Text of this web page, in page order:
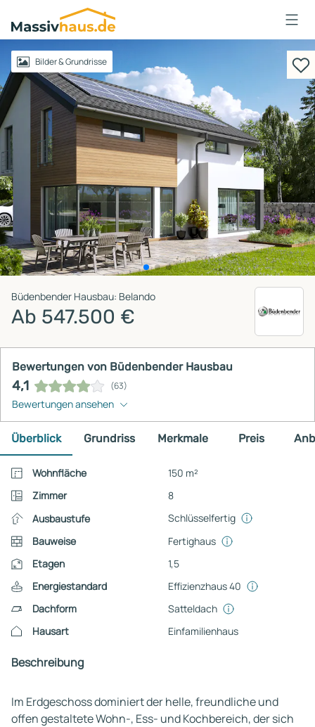
Massivhaus
Logo
AnmeldenBilder & Grundrisse
Büdenbender Hausbau: Belando
Ab 547.500 €
Bewertungen von Büdenbender Hausbau
4,1 (63)
Bewertungen ansehen
Überblick Grundriss Merkmale Preis
Wohnfläche
150 m²
Zimmer
8
Ausbaustufe
Schlüsselfertig
Bauweise
Fertighaus
Etagen
1,5
Energiestandard
Effizienzhaus 40
Dachform
Satteldach
Hausart
Einfamilienhaus
Beschreibung
Im Erdgeschoss dominiert der helle, freundliche und
offen gestaltete Wohn-, Ess- und Kochbereich, der sich